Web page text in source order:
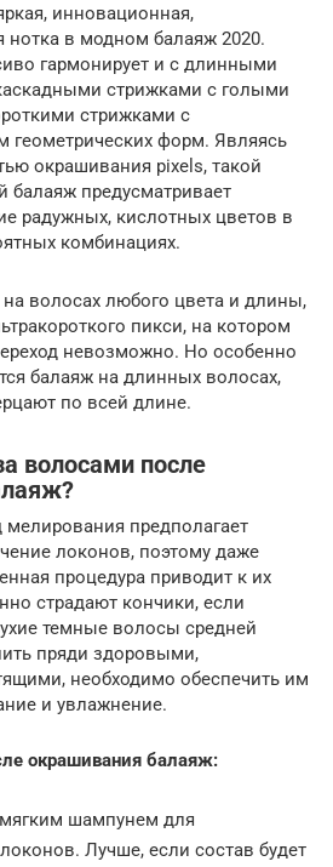
инновационная,
нотка в модном балаяж 2020.
гармонирует и с длинными
стрижками с голыми
стрижками с
геометрических форм. Являясь
окрашивания pixels, такой
балаяж предусматривает
радужных, кислотных цветов в
комбинациях.
волосах любого цвета и длины,
пикси, на котором
невозможно. Но особенно
балаяж на длинных волосах,
по всей длине.
волосами после
предполагает
локонов, поэтому даже
процедура приводит к их
страдают кончики, если
темные волосы средней
пряди здоровыми,
необходимо обеспечить им
и увлажнение.
окрашивания балаяж:
шампунем для
Лучше, если состав будет